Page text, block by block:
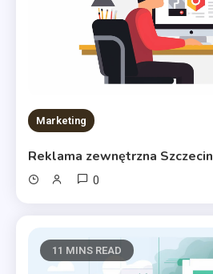
Marketing
Reklama zewnętrzna Szczecin
0
11 MINS READ